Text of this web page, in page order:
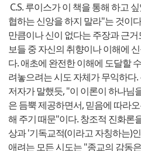
C.S. 루이스가 이 책을 통해 하고
협하는 신앙을 하지 말라"는 것이
만큼이나 신이 없다는 주장과 근
보들 중 자신의 취향이나 이해에
다. 애초에 완전한 이해에 도달할
려놓으려는 시도 자체가 무익하다
저자가 말했듯, "이 이론이 하나님
은 듬뿍 제공하면서, 믿음에 따라
해 주기 때문"이다. 창조적 진화론
상과 '기독교적(이라고 자칭하는)
애려는 모든 시도는 "종교의 감동